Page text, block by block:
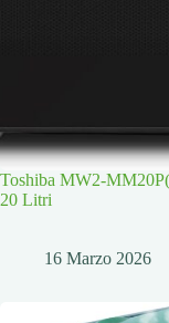
Toshiba MW2-
20 Litri
16 Marzo 2026